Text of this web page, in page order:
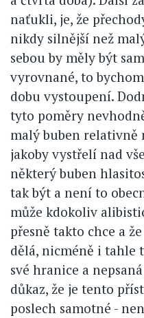
naťukli, je, že
nikdy silnější než
sebou by měly být
vyrovnané, to
dobu vystoupení.
tyto poměry
malý buben relativně
jakoby vystřelí nad
některý buben
tak být a není to
může kdokoliv
přesně takto chce a
dělá, nicméně i tahle
své hranice a
důkaz, že je tento
poslech samotné -